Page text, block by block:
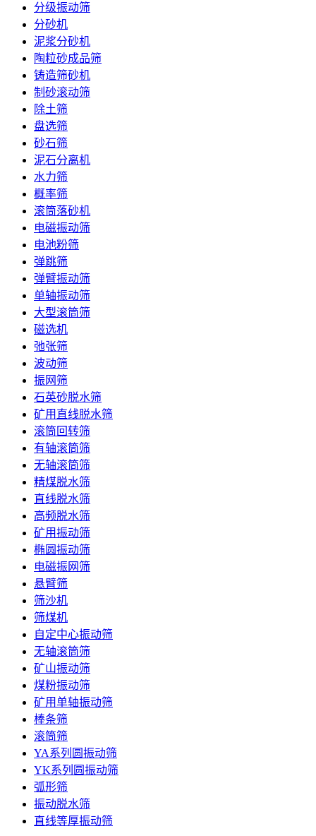
分级振动筛
分砂机
泥浆分砂机
陶粒砂成品筛
铸造筛砂机
制砂滚动筛
除土筛
盘选筛
砂石筛
泥石分离机
水力筛
概率筛
滚筒落砂机
电磁振动筛
电池粉筛
弹跳筛
弹臂振动筛
单轴振动筛
大型滚筒筛
磁选机
弛张筛
波动筛
振网筛
石英砂脱水筛
矿用直线脱水筛
滚筒回转筛
有轴滚筒筛
无轴滚筒筛
精煤脱水筛
直线脱水筛
高频脱水筛
矿用振动筛
椭圆振动筛
电磁振网筛
悬臂筛
筛沙机
筛煤机
自定中心振动筛
无轴滚筒筛
矿山振动筛
煤粉振动筛
矿用单轴振动筛
棒条筛
滚筒筛
YA系列圆振动筛
YK系列圆振动筛
弧形筛
振动脱水筛
直线等厚振动筛